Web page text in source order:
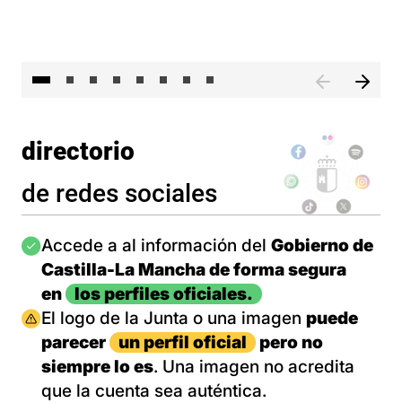
directorio
de redes sociales
Imagen
Accede a al información del Gobierno de
Castilla-La Mancha de forma segura
en
los perfiles oficiales.
Imagen
El logo de la Junta o una imagen puede
parecer
un perfil oficial
pero no
siempre lo es. Una imagen no acredita
que la cuenta sea auténtica.